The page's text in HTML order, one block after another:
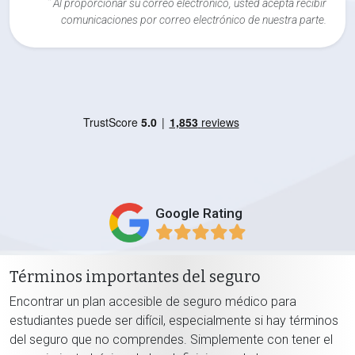
Al proporcionar su correo electrónico, usted acepta recibir
comunicaciones por correo electrónico de nuestra parte.
Google Rating
Términos importantes del seguro
Encontrar un plan accesible de seguro médico para
estudiantes puede ser difícil, especialmente si hay términos
del seguro que no comprendes. Simplemente con tener el